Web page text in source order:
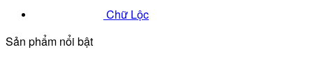
Chữ Lộc
Sản phẩm nổi bật